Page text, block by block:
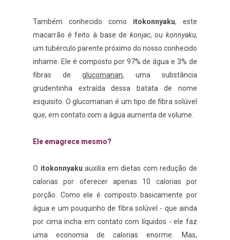
Também conhecido como itokonnyaku, este
macarrão é feito à base de konjac, ou konnyaku,
um tubérculo parente próximo do nosso conhecido
inhame. Ele é composto por 97% de água e 3% de
fibras de glucomanan, uma substância
grudentinha extraída dessa batata de nome
esquisito. O glucomanan é um tipo de fibra solúvel
que, em contato com a água aumenta de volume.
Ele emagrece mesmo?
O itokonnyaku auxilia em dietas com redução de
calorias por oferecer apenas 10 calorias por
porção. Como ele é composto basicamente por
água e um pouquinho de fibra solúvel - que ainda
por cima incha em contato com líquidos - ele faz
uma economia de calorias enorme. Mas,